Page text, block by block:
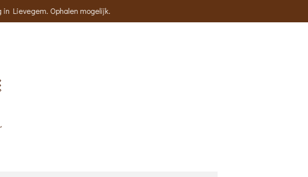
Lievegem. Ophalen mogelijk.